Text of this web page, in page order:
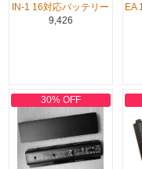
IN-1 16対応バッテリー
9,426
EA
30% OFF